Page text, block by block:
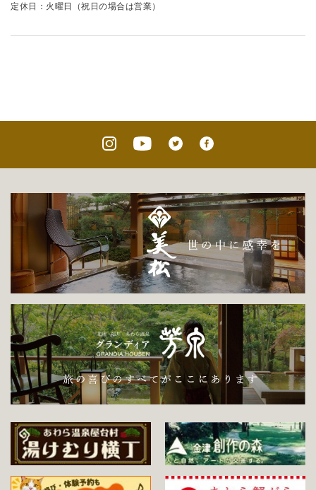
定休日：火曜日（祝日の場合は営業）